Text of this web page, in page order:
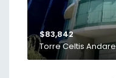
$83,842